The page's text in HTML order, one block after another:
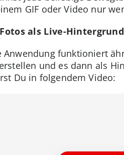
GIF oder Video nur
als Live-
Anwendung funktioniert
und es dann als
Du in folgendem Video: